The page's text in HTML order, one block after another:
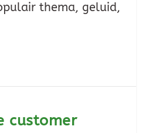
thema, geluid,
customer